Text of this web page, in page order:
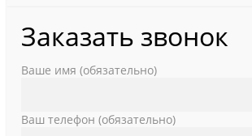
Заказать звонок
Ваше имя (обязательно)
Ваш телефон (обязательно)